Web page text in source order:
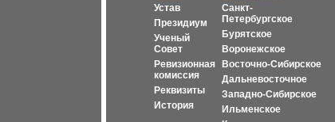
Устав
Президиум
Ученый
Совет
Ревизионная
комиссия
Реквизиты
История
Санкт-
Петербургское
Бурятское
Воронежское
Восточно-Сибирское
Дальневосточное
Западно-Сибирское
Ильменское